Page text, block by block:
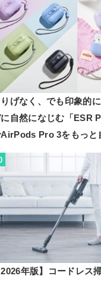
げなく、でも印象的
自然になじむ「ESR
Pro 3をもっと
年版】コードレス